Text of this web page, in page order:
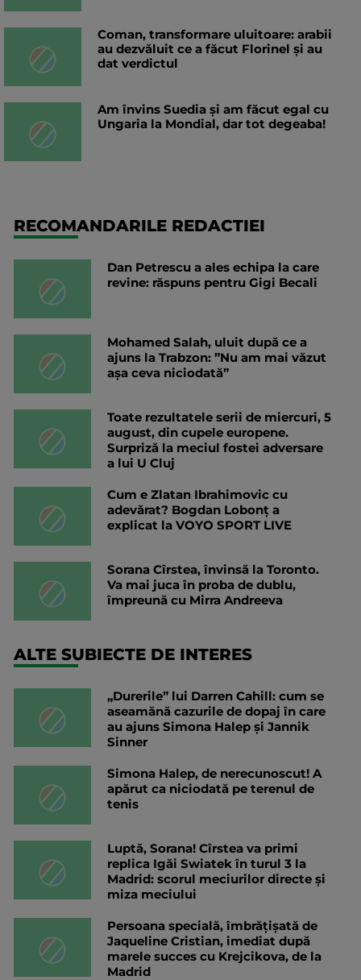
Coman, transformare uluitoare: arabii
au dezvăluit ce a făcut Florinel și au
dat verdictul
Am învins Suedia și am făcut egal cu
Ungaria la Mondial, dar tot degeaba!
RECOMANDARILE REDACTIEI
Dan Petrescu a ales echipa la care
revine: răspuns pentru Gigi Becali
Mohamed Salah, uluit după ce a
ajuns la Trabzon: ”Nu am mai văzut
așa ceva niciodată”
Toate rezultatele serii de miercuri, 5
august, din cupele europene.
Surpriză la meciul fostei adversare
a lui U Cluj
Cum e Zlatan Ibrahimovic cu
adevărat? Bogdan Lobonț a
explicat la VOYO SPORT LIVE
Sorana Cîrstea, învinsă la Toronto.
Va mai juca în proba de dublu,
împreună cu Mirra Andreeva
ALTE SUBIECTE DE INTERES
„Durerile” lui Darren Cahill: cum se
aseamănă cazurile de dopaj în care
au ajuns Simona Halep și Jannik
Sinner
Simona Halep, de nerecunoscut! A
apărut ca niciodată pe terenul de
tenis
Luptă, Sorana! Cîrstea va primi
replica Igăi Swiatek în turul 3 la
Madrid: scorul meciurilor directe și
miza meciului
Persoana specială, îmbrățișată de
Jaqueline Cristian, imediat după
marele succes cu Krejcikova, de la
Madrid